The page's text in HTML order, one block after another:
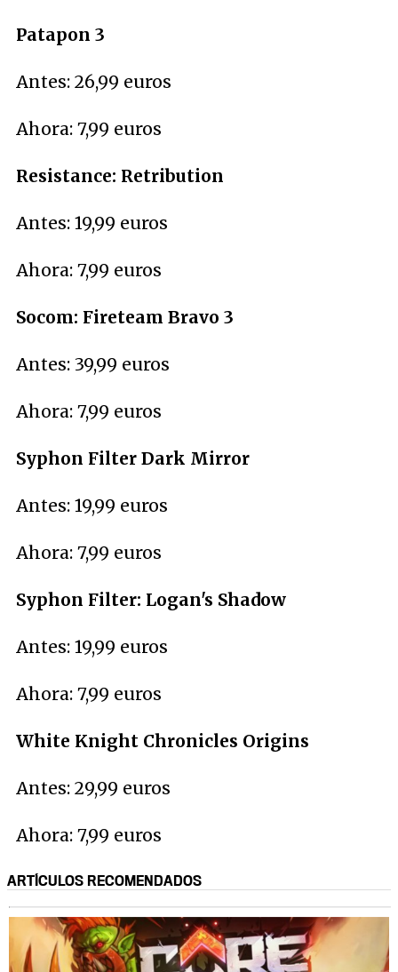
Patapon 3
Antes: 26,99 euros
Ahora: 7,99 euros
Resistance: Retribution
Antes: 19,99 euros
Ahora: 7,99 euros
Socom: Fireteam Bravo 3
Antes: 39,99 euros
Ahora: 7,99 euros
Syphon Filter Dark Mirror
Antes: 19,99 euros
Ahora: 7,99 euros
Syphon Filter: Logan's Shadow
Antes: 19,99 euros
Ahora: 7,99 euros
White Knight Chronicles Origins
Antes: 29,99 euros
Ahora: 7,99 euros
ARTÍCULOS RECOMENDADOS